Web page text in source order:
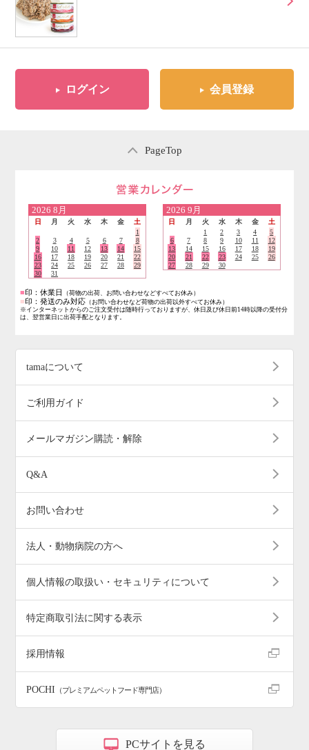
ログイン 会員登録
PageTop
2026 8月
日 月 火 水 木 金
土
1
2
3 4 5 6 7
8
9
10 11 12 13 14
15
16
17 18 19 20 21
22
23
24 25 26 27 28
29
30
31
2026 9月
日 月 火 水 木 金
土
1
2 3 4
5
6
7 8 9 10 11
12
13
14 15 16 17 18
19
20
21 22 23 24 25
26
27
28 29 30
■印：休業日 （荷物の出荷、お問い合わせなどすべてお休み）
■印：発送のみ対応 （お問い合わせなど荷物の出荷以外すべてお休み）
※インターネットからのご注文受付は随時行っておりますが、休日及び休日前14時以降の受付分
は、翌営業日に出荷手配となります。
tamaについて
ご利用ガイド
メールマガジン購読・解除
Q&A
お問い合わせ
法人・動物病院の方へ
個人情報の取扱い・セキュリティについて
特定商取引法に関する表示
採用情報
POCHI （プレミアムペットフード専門店）
PCサイトを見る